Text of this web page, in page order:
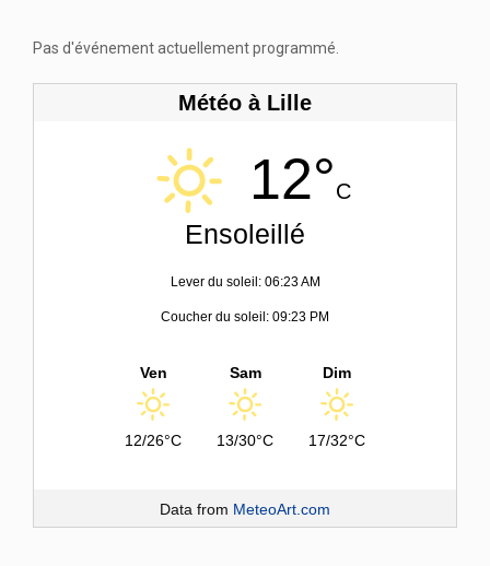
Pas d'événement actuellement programmé.
Météo à Lille
12°C
Ensoleillé
Lever du soleil: 06:23 AM
Coucher du soleil: 09:23 PM
Ven
12/26°C
Sam
13/30°C
Dim
17/32°C
Data from MeteoArt.com